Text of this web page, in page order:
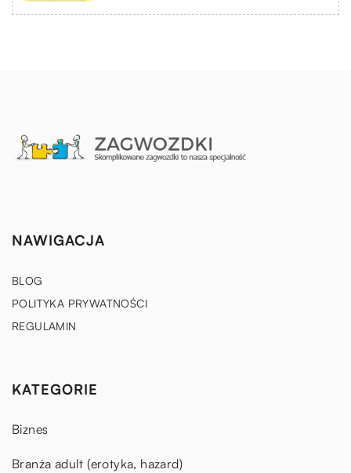
NAWIGACJA
BLOG
POLITYKA PRYWATNOŚCI
REGULAMIN
KATEGORIE
Biznes
Branża adult (erotyka, hazard)